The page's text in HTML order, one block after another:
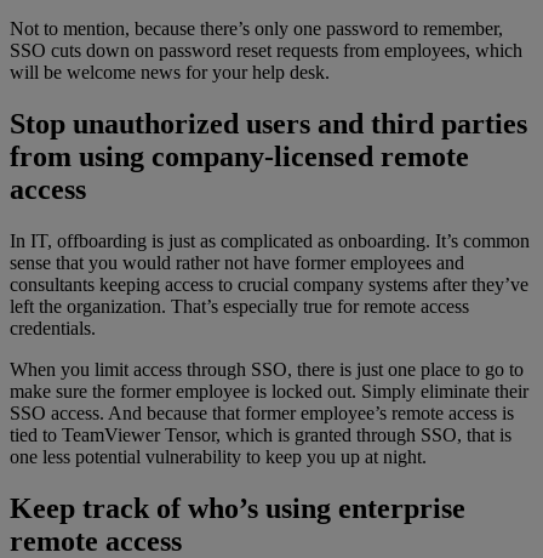
Not to mention, because there’s only one password to remember,
SSO cuts down on password reset requests from employees, which
will be welcome news for your help desk.
Stop unauthorized users and third parties
from using company-licensed remote
access
In IT, offboarding is just as complicated as onboarding. It’s common
sense that you would rather not have former employees and
consultants keeping access to crucial company systems after they’ve
left the organization. That’s especially true for remote access
credentials.
When you limit access through SSO, there is just one place to go to
make sure the former employee is locked out. Simply eliminate their
SSO access. And because that former employee’s remote access is
tied to TeamViewer Tensor, which is granted through SSO, that is
one less potential vulnerability to keep you up at night.
Keep track of who’s using enterprise
remote access